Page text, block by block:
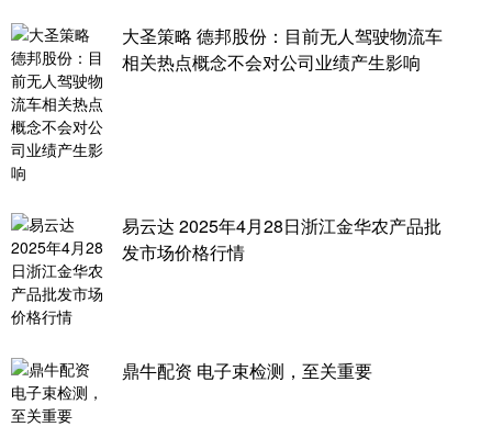
大圣策略 德邦股份：目前无人驾驶物流车
相关热点概念不会对公司业绩产生影响
易云达 2025年4月28日浙江金华农产品批
发市场价格行情
鼎牛配资 电子束检测，至关重要